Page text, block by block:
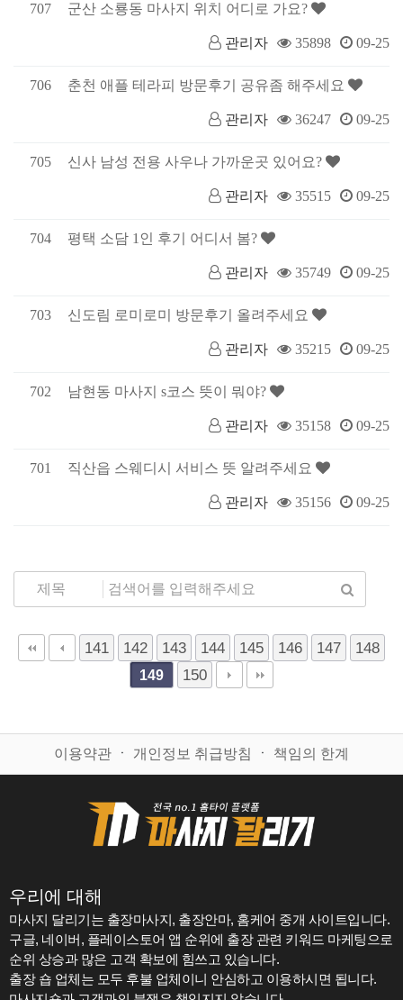
707 군산 소룡동 마사지 위치 어디로 가요?
관리자 35898 09-25
706 춘천 애플 테라피 방문후기 공유좀 해주세요
관리자 36247 09-25
705 신사 남성 전용 사우나 가까운곳 있어요?
관리자 35515 09-25
704 평택 소담 1인 후기 어디서 봄?
관리자 35749 09-25
703 신도림 로미로미 방문후기 올려주세요
관리자 35215 09-25
702 남현동 마사지 s코스 뜻이 뭐야?
관리자 35158 09-25
701 직산읍 스웨디시 서비스 뜻 알려주세요
관리자 35156 09-25
141 142 143 144 145 146 147 148
149 150
이용약관 ㆍ 개인정보 취급방침 ㆍ 책임의 한계
우리에 대해
마사지 달리기는 출장마사지, 출장안마, 홈케어 중개 사이트입니다.
구글, 네이버, 플레이스토어 앱 순위에 출장 관련 키워드 마케팅으로
순위 상승과 많은 고객 확보에 힘쓰고 있습니다.
출장 숍 업체는 모두 후불 업체이니 안심하고 이용하시면 됩니다.